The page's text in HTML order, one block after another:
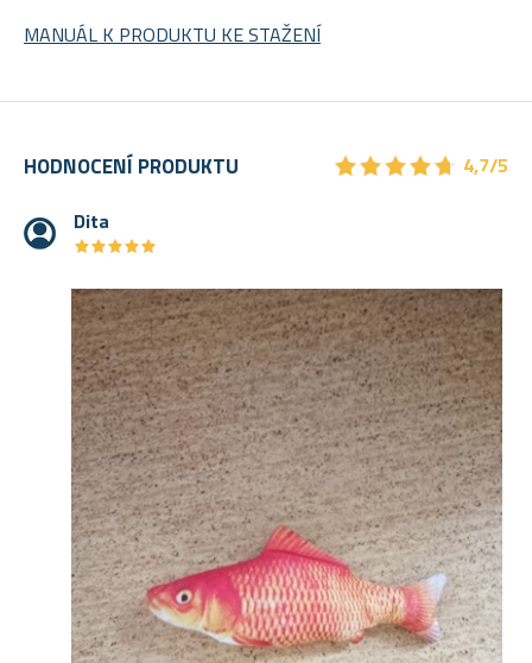
MANUÁL K PRODUKTU KE STAŽENÍ
HODNOCENÍ PRODUKTU ★★★★★
★★★★★ 4,7/5
Dita
★★★★★
★★★★★